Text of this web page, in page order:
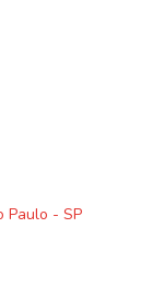
Paulo - SP